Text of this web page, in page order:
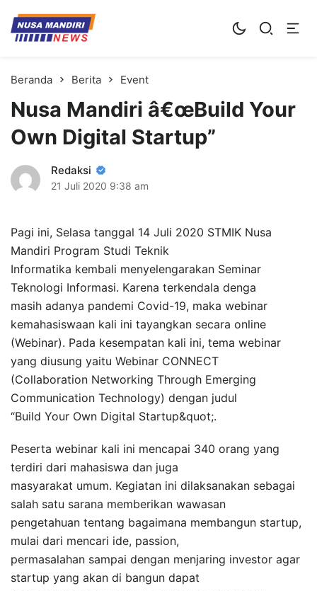
Kampus Digital Bisnis
Universitas Nusa Mandiri
Beranda Berita Event
Nusa Mandiri â€œBuild Your
Own Digital Startup”
Redaksi
21 Juli 2020 9:38 am
Pagi ini, Selasa tanggal 14 Juli 2020 STMIK Nusa
Mandiri Program Studi Teknik
Informatika kembali menyelengarakan Seminar
Teknologi Informasi. Karena terkendala denga
masih adanya pandemi Covid-19, maka webinar
kemahasiswaan kali ini tayangkan secara online
(Webinar). Pada kesempatan kali ini, tema webinar
yang diusung yaitu Webinar CONNECT
(Collaboration Networking Through Emerging
Communication Technology) dengan judul
“Build Your Own Digital Startup&quot;.
Peserta webinar kali ini mencapai 340 orang yang
terdiri dari mahasiswa dan juga
masyarakat umum. Kegiatan ini dilaksanakan sebagai
salah satu sarana memberikan wawasan
pengetahuan tentang bagaimana membangun startup,
mulai dari mencari ide, passion,
permasalahan sampai dengan menjaring investor agar
startup yang akan di bangun dapat